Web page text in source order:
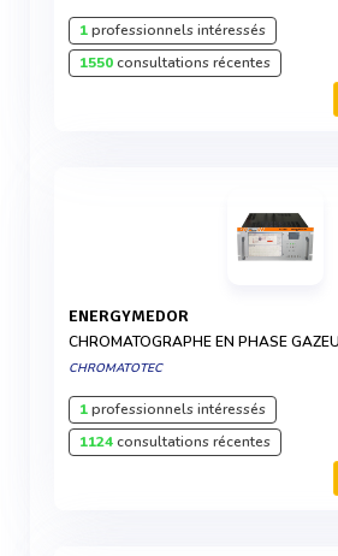
1professionnels intéressés
1550consultations récentes
ENERGYMEDOR
CHROMATOGRAPHE EN PHASE
CHROMATOTEC
1professionnels intéressés
1124consultations récentes